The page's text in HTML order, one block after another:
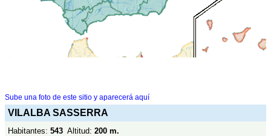
Sube una foto de este sitio y aparecerá aquí
VILALBA SASSERRA
Habitantes: 543 Altitud: 200 m.